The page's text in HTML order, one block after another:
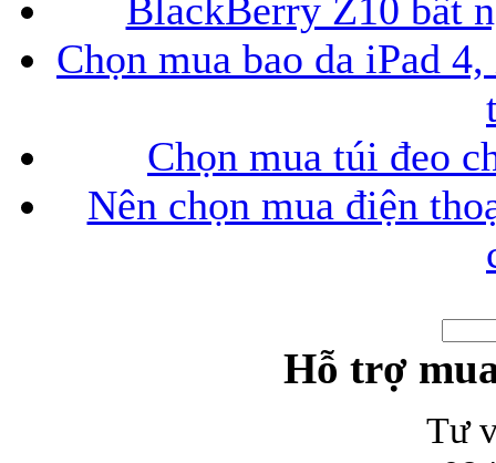
BlackBerry Z10 bất
Chọn mua bao da iPad
Chọn mua túi đeo
Nên chọn mua điện
Hỗ trợ
Tư